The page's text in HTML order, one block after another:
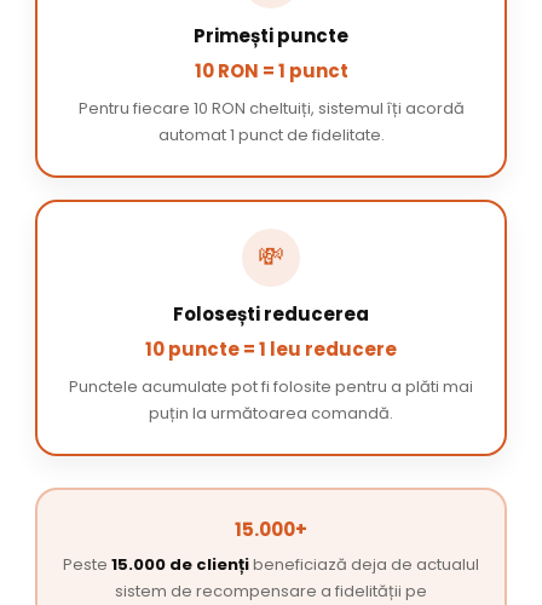
Primești puncte
10 RON = 1 punct
Pentru fiecare 10 RON cheltuiți, sistemul îți acordă
automat 1 punct de fidelitate.
💸
Folosești reducerea
10 puncte = 1 leu reducere
Punctele acumulate pot fi folosite pentru a plăti mai
puțin la următoarea comandă.
15.000+
Peste 15.000 de cliențibeneficiază deja de actualul
sistem de recompensare a fidelității pe